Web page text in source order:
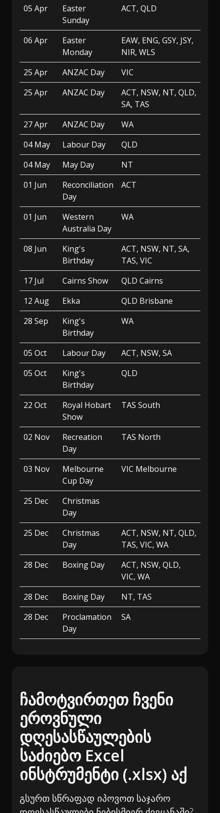
05 Apr
Easter
Sunday
ACT, QLD
06 Apr
Easter
Monday
EAW, ENG, GSY, JSY,
NIR, WLS
25 Apr
ANZAC Day
VIC
25 Apr
ANZAC Day
ACT, NSW, NT, QLD,
SA, TAS
27 Apr
ANZAC Day
WA
04 May
Labour Day
QLD
04 May
May Day
NT
01 Jun
Reconciliation
Day
ACT
01 Jun
Western
Australia Day
WA
08 Jun
King's
Birthday
ACT, NSW, NT, SA,
TAS, VIC
17 Jul
Cairns Show
QLD Cairns
12 Aug
Ekka
QLD Brisbane
28 Sep
King's
Birthday
WA
05 Oct Labour Day
ACT, NSW, SA
05 Oct
King's
Birthday
QLD
22 Oct
Royal Hobart
Show
TAS South
02 Nov
Recreation
Day
TAS North
03 Nov
Melbourne
Cup Day
VIC Melbourne
25 Dec
Christmas
Day
25 Dec
Christmas
Day
ACT, NSW, NT, QLD,
TAS, VIC, WA
28 Dec
Boxing Day
ACT, NSW, QLD,
VIC, WA
28 Dec
Boxing Day
NT, TAS
28 Dec
Proclamation
Day
SA
ჩამოტვირთეთ ჩვენი
ეროვნული
დღესასწაულების
საძიებო Excel
ინსტრუმენტი (.xlsx) აქ
გსურთ სწრაფად იპოვოთ საჯარო